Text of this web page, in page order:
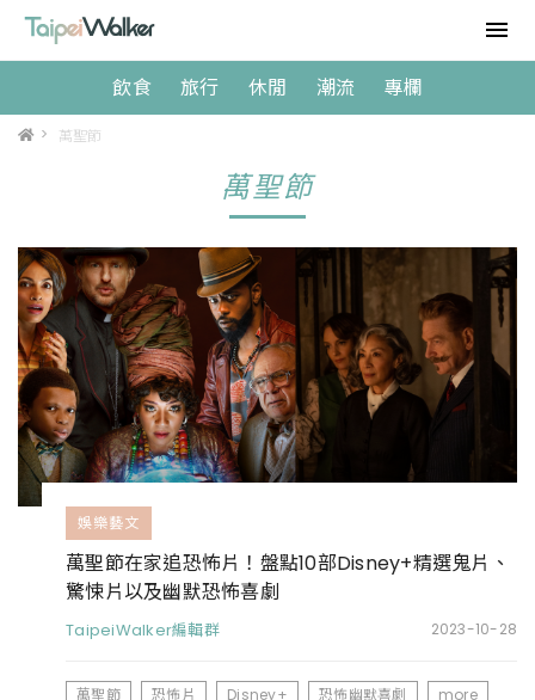
飲食 旅行 休閒 潮流 專欄
> 萬聖節
萬聖節
娛樂藝文
萬聖節在家追恐怖片！盤點10部Disney+精選鬼片、
驚悚片以及幽默恐怖喜劇
TaipeiWalker編輯群 2023-10-28
萬聖節 恐怖片 Disney+ 恐怖幽默喜劇 more